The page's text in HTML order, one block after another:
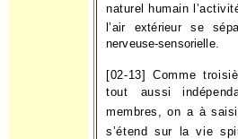
naturel humain
l’air extérieur se
nerveuse-sensorielle.
[02-13] Comme
tout aussi
membres, on a à
s’étend sur la vie